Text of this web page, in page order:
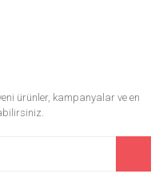
ürünler, kampanyalar ve en